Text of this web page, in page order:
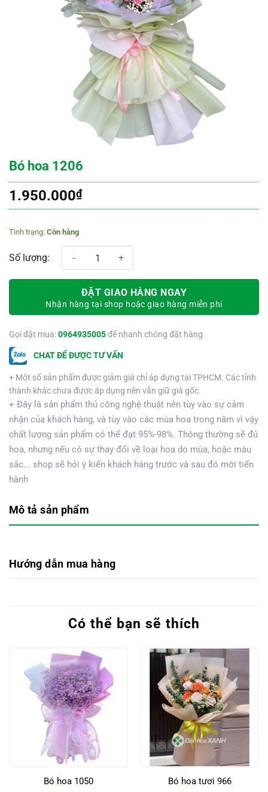
Bó hoa 1206
1.950.000₫
Còn hàng
Bó hoa 1206 số lượng
ĐẶT GIAO HÀNG NGAY
Nhận hàng tại shop hoặc giao hàng miễn phí
Gọi đặt mua:0964935005để nhanh chóng đặt hàng
CHAT ĐỂ ĐƯỢC TƯ VẤN
+ Một số sản phẩm được giảm giá chỉ áp dụng tại TPHCM. Các tỉnh
thành khác chưa được áp dụng nên vẫn giữ giá gốc.
+ Đây là sản phẩm thủ công nghệ thuật nên tùy vào sự cảm
nhận của khách hàng, và tùy vào các mùa hoa trong năm vì vậy
chất lượng sản phẩm có thể đạt 95%-98%. Thông thường sẽ đủ
hoa, nhưng nếu có sự thay đổi về loại hoa do mùa, hoặc màu
sắc... shop sẽ hỏi ý kiến khách hàng trước và sau đó mới tiến
hành
Mô tả sản phẩm
Hướng dẫn mua hàng
Có thể bạn sẽ thích
Bó hoa 1050 Bó hoa tươi 966